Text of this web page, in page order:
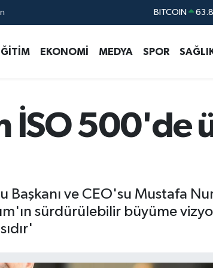
EKONOMİ MEDYA SPOR
İSO 500'de
Başkanı ve CEO'su Mustafa
sürdürülebilir büyüme